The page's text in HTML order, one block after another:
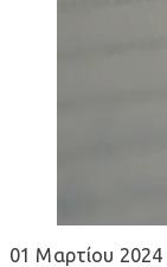
01 Μαρτίου 2024